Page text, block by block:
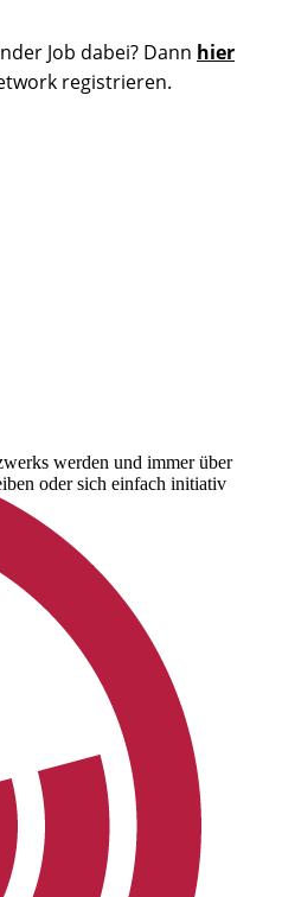
Job dabei? Dann hier
registrieren.
werden und immer über
oder sich einfach initiativ